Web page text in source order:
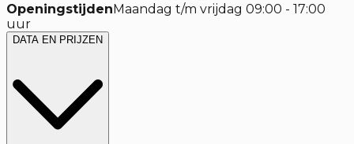
Openingstijden Maandag t/m vrijdag 09:00 - 17:00
uur
DATA EN PRIJZEN